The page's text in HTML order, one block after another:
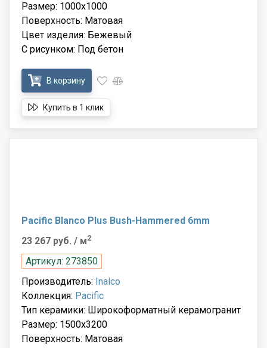
Размер: 1000x1000
Поверхность: Матовая
Цвет изделия: Бежевый
С рисунком: Под бетон
В корзину
Купить в 1 клик
Pacific Blanco Plus Bush-Hammered 6mm
23 267 руб. / м2
Артикул: 273850
Производитель: Inalco
Коллекция: Pacific
Тип керамики: Широкоформатный керамогранит
Размер: 1500x3200
Поверхность: Матовая